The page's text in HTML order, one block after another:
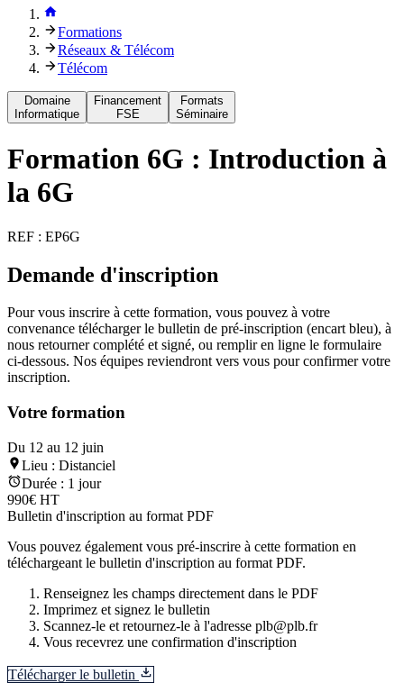
Formations
Réseaux & Télécom
Télécom
Domaine
Informatique
Financement
FSE
Formats
Séminaire
Formation 6G : Introduction à
la 6G
REF : EP6G
Demande d'inscription
Pour vous inscrire à cette formation, vous pouvez à votre
convenance télécharger le bulletin de pré-inscription (encart bleu), à
nous retourner complété et signé, ou remplir en ligne le formulaire
ci-dessous. Nos équipes reviendront vers vous pour confirmer votre
inscription.
Votre formation
Du 12 au 12 juin
Lieu : Distanciel
Durée : 1 jour
990€ HT
Bulletin d'inscription au format PDF
Vous pouvez également vous pré-inscrire à cette formation en
téléchargeant le bulletin d'inscription au format PDF.
Renseignez les champs directement dans le PDF
Imprimez et signez le bulletin
Scannez-le et retournez-le à l'adresse plb@plb.fr
Vous recevrez une confirmation d'inscription
Télécharger le bulletin